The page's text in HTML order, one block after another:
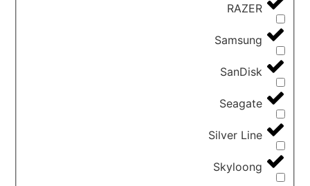
RAZER
Samsung
SanDisk
Seagate
Silver Line
Skyloong